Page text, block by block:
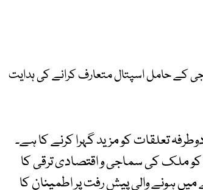
کے حامل اسپتال متعارف کرانے کی ہدایت
تعلقات کو مزید گہرا کرنے کا ہے۔
ملک کی سماجی و اقتصادی ترقی کا
ہونے والی پیش رفت پر اطمینان کا